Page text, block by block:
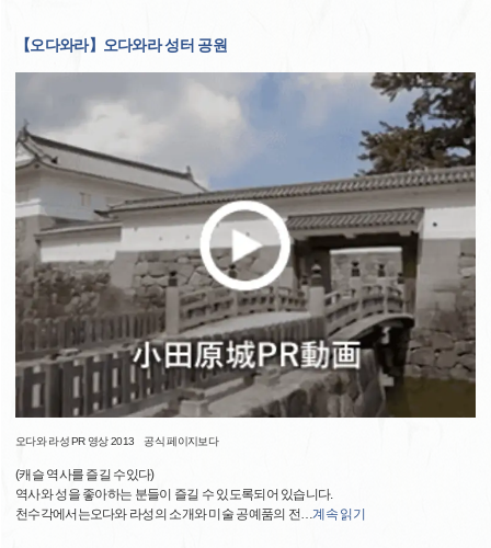
【오다와라】오다와라 성터 공원
오다와 라성 PR 영상 2013 공식 페이지보다
(캐슬 역사를 즐길 수있다)
역사와 성을 좋아하는 분들이 즐길 수 있도록되어 있습니다.
천수각에서는오다와 라성의 소개와 미술 공예품의 전…계속 읽기